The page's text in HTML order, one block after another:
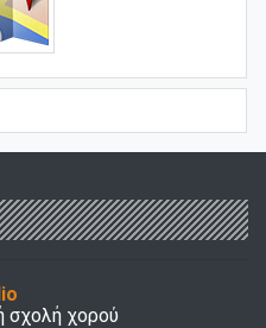
σχολή χορού